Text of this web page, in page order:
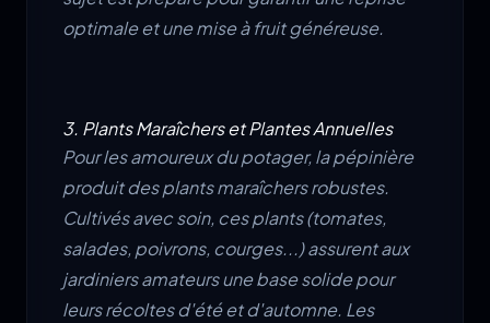
optimale et une mise à fruit généreuse.
3. Plants Maraîchers et Plantes Annuelles
Pour les amoureux du potager, la pépinière
produit des plants maraîchers robustes.
Cultivés avec soin, ces plants (tomates,
salades, poivrons, courges...) assurent aux
jardiniers amateurs une base solide pour
leurs récoltes d'été et d'automne. Les